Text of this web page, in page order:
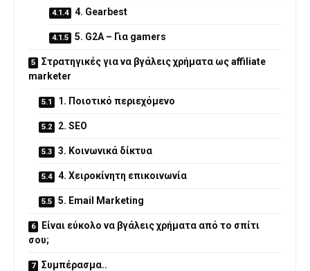
4. Gearbest
5. G2A – Για gamers
Στρατηγικές για να βγάλεις χρήματα ως affiliate
marketer
1. Ποιοτικό περιεχόμενο
2. SEO
3. Κοινωνικά δίκτυα
4. Χειροκίνητη επικοινωνία
5. Email Marketing
Είναι εύκολο να βγάλεις χρήματα από το σπίτι
σου;
Συμπέρασμα..